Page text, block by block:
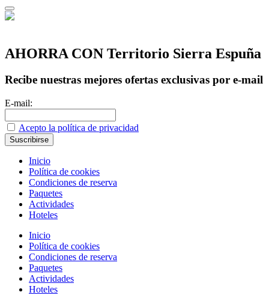
AHORRA CON Territorio Sierra Espuña
Recibe nuestras mejores ofertas exclusivas por e-mail
E-mail:
Acepto la política de privacidad
Inicio
Política de cookies
Condiciones de reserva
Paquetes
Actividades
Hoteles
Inicio
Política de cookies
Condiciones de reserva
Paquetes
Actividades
Hoteles